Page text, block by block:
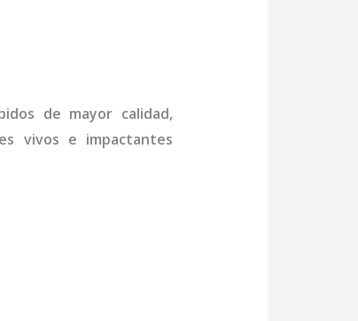
de mayor calidad,
vivos e impactantes